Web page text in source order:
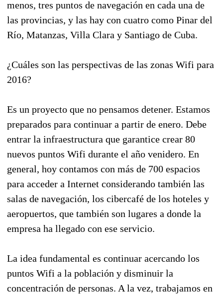
menos, tres puntos de navegación en cada una de
las provincias, y las hay con cuatro como Pinar del
Río, Matanzas, Villa Clara y Santiago de Cuba.
¿Cuáles son las perspectivas de las zonas Wifi para
2016?
Es un proyecto que no pensamos detener. Estamos
preparados para continuar a partir de enero. Debe
entrar la infraestructura que garantice crear 80
nuevos puntos Wifi durante el año venidero. En
general, hoy contamos con más de 700 espacios
para acceder a Internet considerando también las
salas de navegación, los cibercafé de los hoteles y
aeropuertos, que también son lugares a donde la
empresa ha llegado con ese servicio.
La idea fundamental es continuar acercando los
puntos Wifi a la población y disminuir la
concentración de personas. A la vez, trabajamos en